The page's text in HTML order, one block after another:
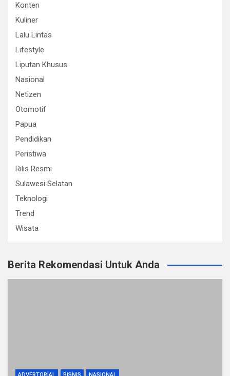
Konten
Kuliner
Lalu Lintas
Lifestyle
Liputan Khusus
Nasional
Netizen
Otomotif
Papua
Pendidikan
Peristiwa
Rilis Resmi
Sulawesi Selatan
Teknologi
Trend
Wisata
Berita Rekomendasi Untuk Anda